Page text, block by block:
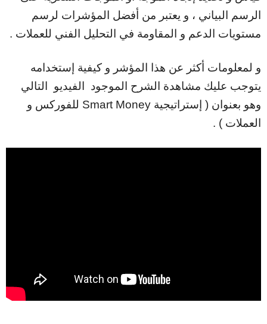
الرسم البياني ، و يعتبر من أفضل المؤشرات لرسم
مستويات الدعم و المقاومة في التحليل الفني للعملات .
و لمعلومات أكثر عن هذا المؤشر و كيفية إستخدامه
يتوجب عليك مشاهدة الشرح الموجود
الفيديو التالي
وهو بعنوان ( إستراتيجية Smart Money للفوركس و
العملات ) .